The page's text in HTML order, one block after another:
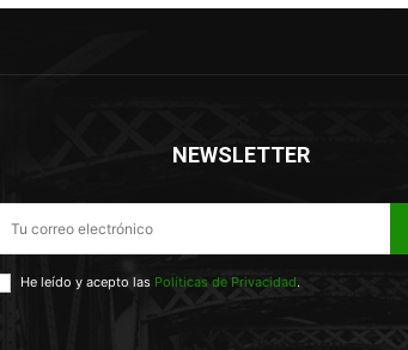
NEWSLETTER
He leído y acepto las Políticas de Privacidad.